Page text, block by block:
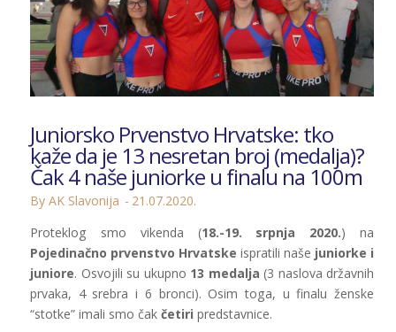
Juniorsko Prvenstvo Hrvatske: tko
kaže da je 13 nesretan broj (medalja)?
Čak 4 naše juniorke u finalu na 100m
By AK Slavonija
21.07.2020.
Proteklog smo vikenda (18.-19. srpnja 2020.) na
Pojedinačno prvenstvo Hrvatske ispratili naše juniorke i
juniore. Osvojili su ukupno 13 medalja (3 naslova državnih
prvaka, 4 srebra i 6 bronci). Osim toga, u finalu ženske
“stotke” imali smo čak četiri predstavnice.